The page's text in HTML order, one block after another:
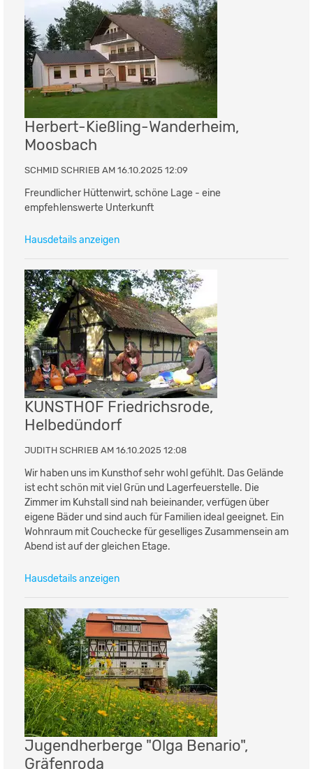
Herbert-Kießling-Wanderheim,
Moosbach
SCHMID SCHRIEB AM 16.10.2025 12:09
Freundlicher Hüttenwirt, schöne Lage - eine
empfehlenswerte Unterkunft
Hausdetails anzeigen
KUNSTHOF Friedrichsrode,
Helbedündorf
JUDITH SCHRIEB AM 16.10.2025 12:08
Wir haben uns im Kunsthof sehr wohl gefühlt. Das Gelände
ist echt schön mit viel Grün und Lagerfeuerstelle. Die
Zimmer im Kuhstall sind nah beieinander, verfügen über
eigene Bäder und sind auch für Familien ideal geeignet. Ein
Wohnraum mit Couchecke für geselliges Zusammensein am
Abend ist auf der gleichen Etage.
Hausdetails anzeigen
Jugendherberge "Olga Benario",
Gräfenroda